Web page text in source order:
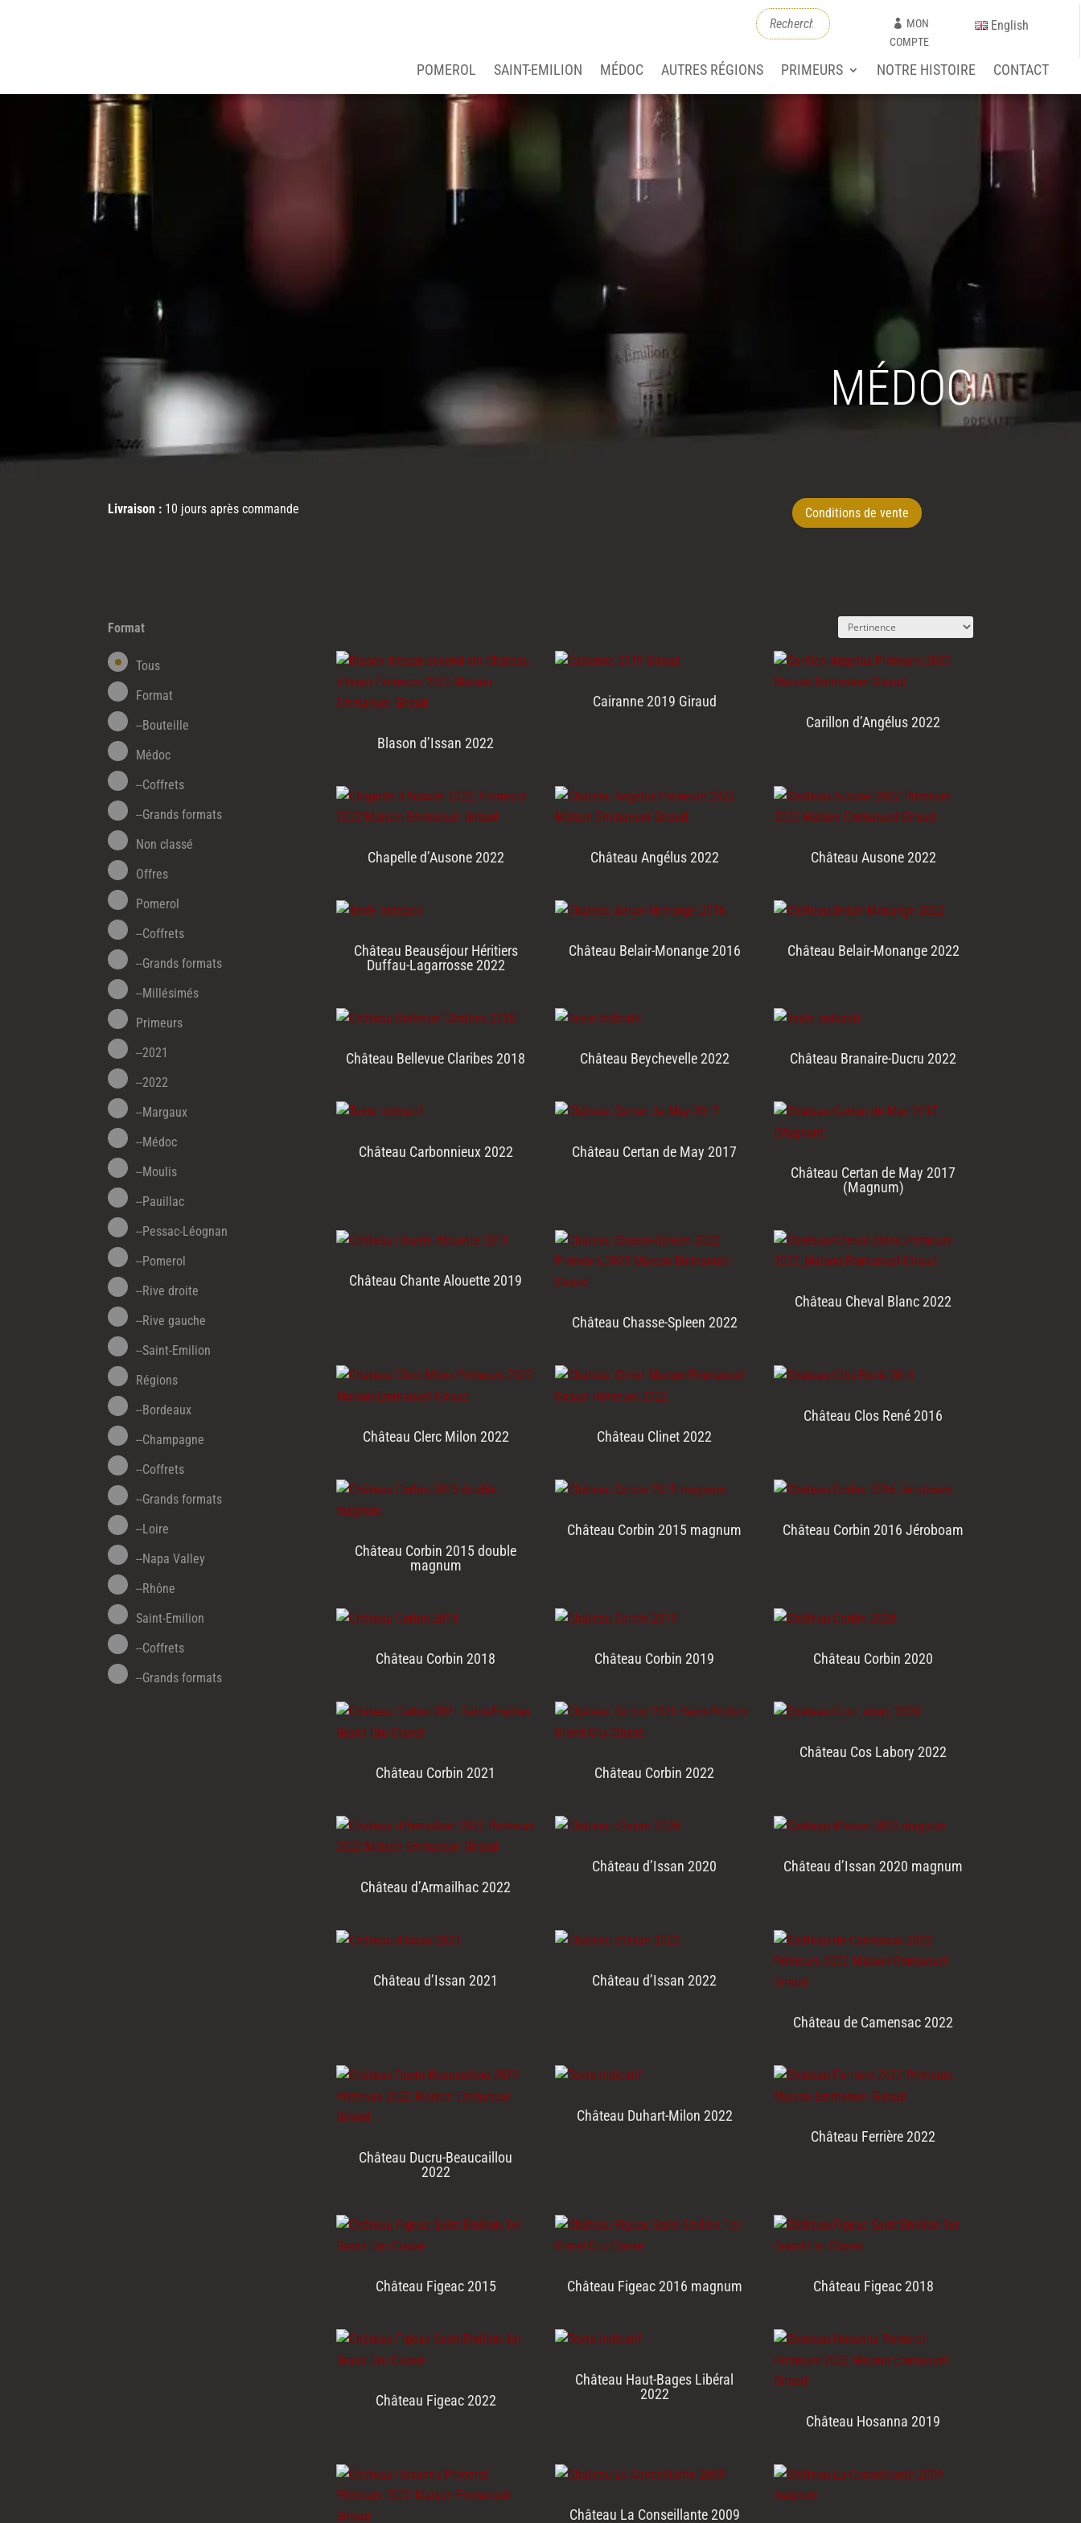
MON
COMPTE
English
POMEROL SAINT-EMILION MÉDOC AUTRES RÉGIONS PRIMEURS NOTRE HISTOIRE CONTACT
MÉDOC
Livraison : 10 jours après commande Conditions de vente
Format
Tous
Format
--Bouteille
Médoc
--Coffrets
--Grands formats
Non classé
Offres
Pomerol
--Coffrets
--Grands formats
--Millésimés
Primeurs
--2021
--2022
--Margaux
--Médoc
--Moulis
--Pauillac
--Pessac-Léognan
--Pomerol
--Rive droite
--Rive gauche
--Saint-Emilion
Régions
--Bordeaux
--Champagne
--Coffrets
--Grands formats
--Loire
--Napa Valley
--Rhône
Saint-Emilion
--Coffrets
--Grands formats
Blason d’Issan 2022
Cairanne 2019 Giraud
Carillon d’Angélus 2022
Chapelle d’Ausone 2022 Château Angélus 2022 Château Ausone 2022
Château Beauséjour Héritiers
Duffau-Lagarrosse 2022
Château Belair-Monange 2016 Château Belair-Monange 2022
Château Bellevue Claribes 2018 Château Beychevelle 2022 Château Branaire-Ducru 2022
Château Carbonnieux 2022
Château Certan de May 2017
Château Certan de May 2017
(Magnum)
Château Chante Alouette 2019
Château Chasse-Spleen 2022
Château Cheval Blanc 2022
Château Clerc Milon 2022 Château Clinet 2022
Château Clos René 2016
Château Corbin 2015 double
magnum
Château Corbin 2015 magnum Château Corbin 2016 Jéroboam
Château Corbin 2018 Château Corbin 2019 Château Corbin 2020
Château Corbin 2021 Château Corbin 2022
Château Cos Labory 2022
Château d’Armailhac 2022
Château d’Issan 2020 Château d’Issan 2020 magnum
Château d’Issan 2021 Château d’Issan 2022
Château de Camensac 2022
Château Ducru-Beaucaillou
2022
Château Duhart-Milon 2022
Château Ferrière 2022
Château Figeac 2015 Château Figeac 2016 magnum Château Figeac 2018
Château Figeac 2022
Château Haut-Bages Libéral
2022
Château Hosanna 2019
Château La Conseillante 2009